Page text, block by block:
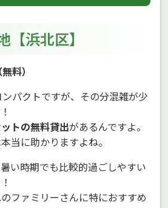
【浜北区】
料）
パクトですが、その分混雑が少
トの無料貸出があるんですよ。
当に助かりますよね。
い時期でも比較的過ごしやすい
ファミリーさんに特におすすめ